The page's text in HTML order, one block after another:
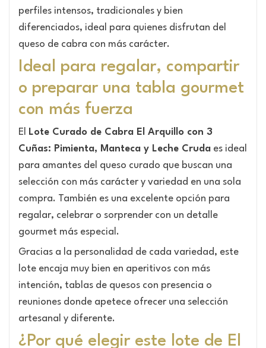
perfiles intensos, tradicionales y bien
diferenciados, ideal para quienes disfrutan del
queso de cabra con más carácter.
Ideal para regalar, compartir
o preparar una tabla gourmet
con más fuerza
El
Lote Curado de Cabra El Arquillo con 3
Cuñas: Pimienta, Manteca y Leche Cruda es ideal
para amantes del queso curado que buscan una
selección con más carácter y variedad en una sola
compra. También es una excelente opción para
regalar, celebrar o sorprender con un detalle
gourmet más especial.
Gracias a la personalidad de cada variedad, este
lote encaja muy bien en aperitivos con más
intención, tablas de quesos con presencia o
reuniones donde apetece ofrecer una selección
artesanal y diferente.
¿Por qué elegir este lote de El